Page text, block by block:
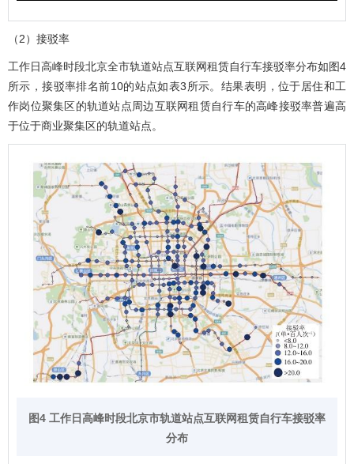
（2）接驳率
工作日高峰时段北京全市轨道站点互联网租赁自行车接驳率分布如图4
所示，接驳率排名前10的站点如表3所示。结果表明，位于居住和工
作岗位聚集区的轨道站点周边互联网租赁自行车的高峰接驳率普遍高
于位于商业聚集区的轨道站点。
图4 工作日高峰时段北京市轨道站点互联网租赁自行车接驳率
分布